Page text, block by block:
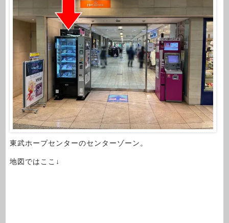
東武ホープセンターのセンターゾーン。
地図ではここ↓